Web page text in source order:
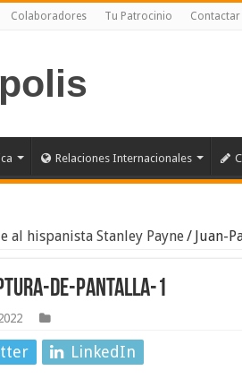
Colaboradores Tu Patrocinio Contactar
Relaciones Internacionales
al hispanista Stanley Payne/ Juan-
de-Pantalla-1
LinkedIn